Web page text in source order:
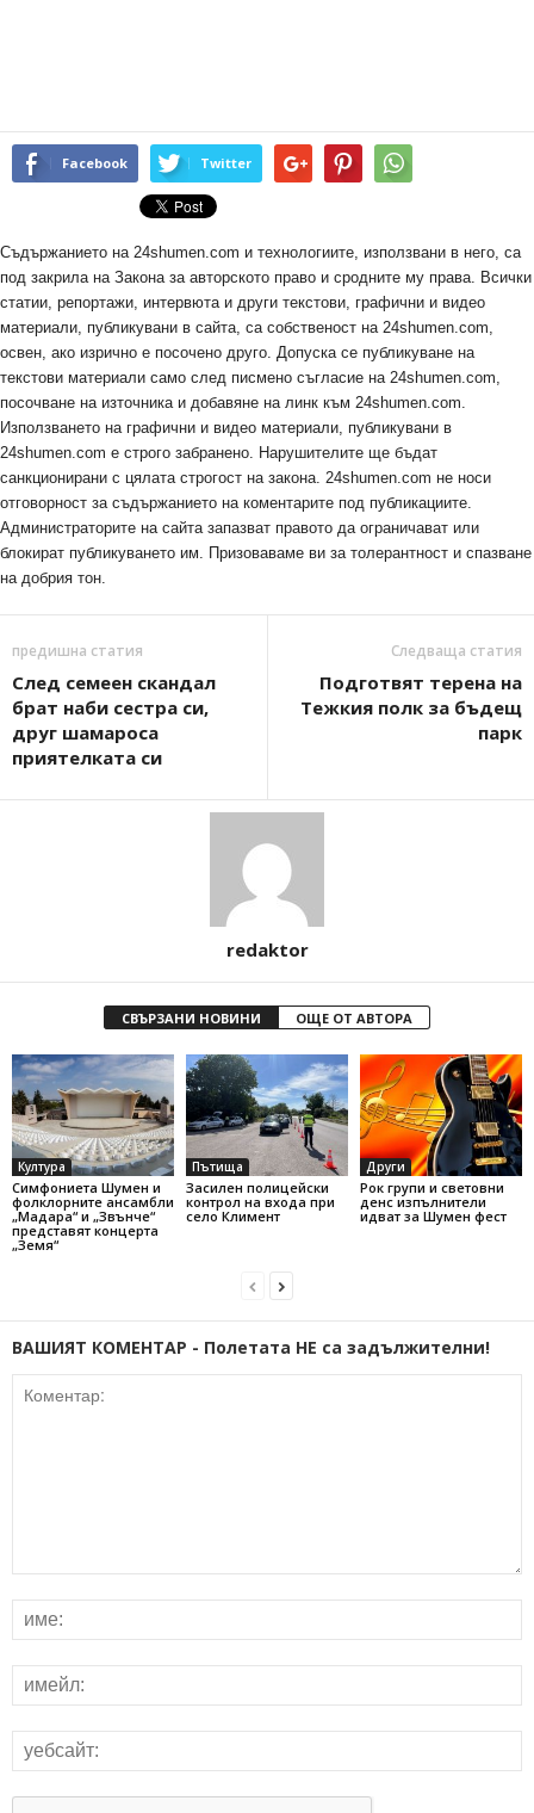
Facebook Twitter
Съдържанието на 24shumen.com и технологиите, използвани в него, са
под закрила на Закона за авторското право и сродните му права. Всички
статии, репортажи, интервюта и други текстови, графични и видео
материали, публикувани в сайта, са собственост на 24shumen.com,
освен, ако изрично е посочено друго. Допуска се публикуване на
текстови материали само след писмено съгласие на 24shumen.com,
посочване на източника и добавяне на линк към 24shumen.com.
Използването на графични и видео материали, публикувани в
24shumen.com е строго забранено. Нарушителите ще бъдат
санкционирани с цялата строгост на закона. 24shumen.com не носи
отговорност за съдържанието на коментарите под публикациите.
Администраторите на сайта запазват правото да ограничават или
блокират публикуването им. Призоваваме ви за толерантност и спазване
на добрия тон.
предишна статия
След семеен скандал
брат наби сестра си,
друг шамароса
приятелката си
Следваща статия
Подготвят терена на
Тежкия полк за бъдещ
парк
redaktor
СВЪРЗАНИ НОВИНИ ОЩЕ ОТ АВТОРА
Култура
Симфониета Шумен и
фолклорните ансамбли
„Мадара“ и „Звънче“
представят концерта
„Земя“
Пътища
Засилен полицейски
контрол на входа при
село Климент
Други
Рок групи и световни
денс изпълнители
идват за Шумен фест
ВАШИЯТ КОМЕНТАР - Полетата НЕ са задължителни!